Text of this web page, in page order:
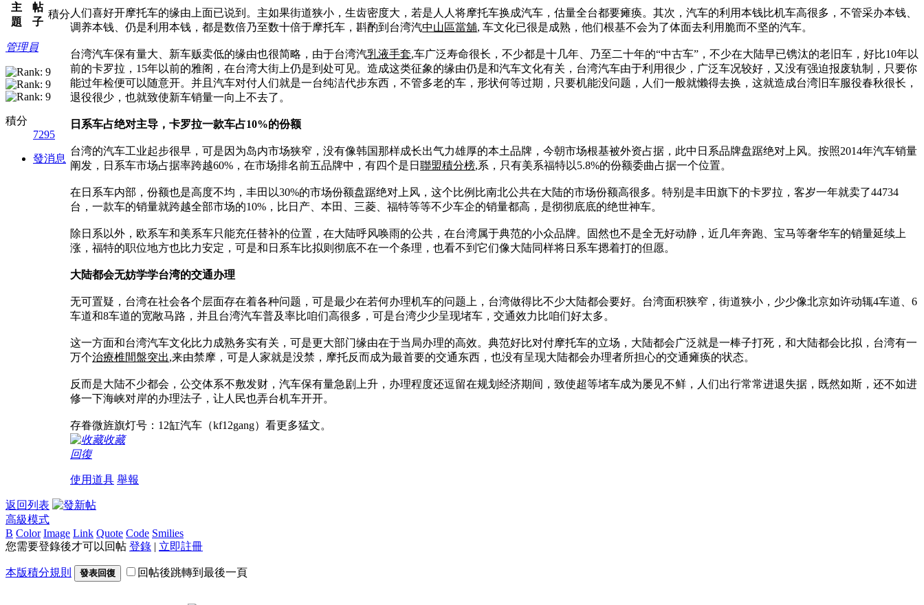
主
題
帖
子
積分
管理員
積分
7295
發消息
人们喜好开摩托车的缘由上面已说到。主如果街道狭小，生齿密度大，若是人人将摩托车换成汽车，估量全台都要瘫痪。其次，汽车的利用本钱比机车高很多，不管采办本钱、
调养本钱、仍是利用本钱，都是数倍乃至数十倍于摩托车，斟酌到台湾汽中山區當舖, 车文化已很是成熟，他们根基不会为了体面去利用脆而不坚的汽车。
台湾汽车保有量大、新车贩卖低的缘由也很简略，由于台湾汽乳液手套,车广泛寿命很长，不少都是十几年、乃至二十年的“中古车”，不少在大陆早已镌汰的老旧车，好比10年以
前的卡罗拉，15年以前的雅阁，在台湾大街上仍是到处可见。造成这类征象的缘由仍是和汽车文化有关，台湾汽车由于利用很少，广泛车况较好，又没有强迫报废轨制，只要你
能过年检便可以随意开。并且汽车对付人们就是一台纯洁代步东西，不管多老的车，形状何等过期，只要机能没问题，人们一般就懒得去换，这就造成台湾旧车服役春秋很长，
退役很少，也就致使新车销量一向上不去了。
日系车占绝对主导，卡罗拉一款车占10%的份额
台湾的汽车工业起步很早，可是因为岛内市场狭窄，没有像韩国那样成长出气力雄厚的本土品牌，今朝市场根基被外资占据，此中日系品牌盘踞绝对上风。按照2014年汽车销量
阐发，日系车市场占据率跨越60%，在市场排名前五品牌中，有四个是日 聯盟積分榜,系，只有美系福特以5.8%的份额委曲占据一个位置。
在日系车内部，份额也是高度不均，丰田以30%的市场份额盘踞绝对上风，这个比例比南北公共在大陆的市场份额高很多。特别是丰田旗下的卡罗拉，客岁一年就卖了44734
台，一款车的销量就跨越全部市场的10%，比日产、本田、三菱、福特等等不少车企的销量都高，是彻彻底底的绝世神车。
除日系以外，欧系车和美系车只能充任替补的位置，在大陆呼风唤雨的公共，在台湾属于典范的小众品牌。固然也不是全无好动静，近几年奔跑、宝马等奢华车的销量延续上
涨，福特的职位地方也比力安定，可是和日系车比拟则彻底不在一个条理，也看不到它们像大陆同样将日系车摁着打的但愿。
大陆都会无妨学学台湾的交通办理
无可置疑，台湾在社会各个层面存在着各种问题，可是最少在若何办理机车的问题上，台湾做得比不少大陆都会要好。台湾面积狭窄，街道狭小，少少像北京如许动辄4车道、6
车道和8车道的宽敞马路，并且台湾汽车普及率比咱们高很多，可是台湾少少呈现堵车，交通效力比咱们好太多。
这一方面和台湾汽车文化比力成熟务实有关，可是更大部门缘由在于当局办理的高效。典范好比对付摩托车的立场，大陆都会广泛就是一棒子打死，和大陆都会比拟，台湾有一
万个治療椎間盤突出,来由禁摩，可是人家就是没禁，摩托反而成为最首要的交通东西，也没有呈现大陆都会办理者所担心的交通瘫痪的状态。
反而是大陆不少都会，公交体系不敷发财，汽车保有量急剧上升，办理程度还逗留在规划经济期间，致使超等堵车成为屡见不鲜，人们出行常常进退失据，既然如斯，还不如进
修一下海峡对岸的办理法子，让人民也弄台机车开开。
存眷微旌旗灯号：12缸汽车（kf12gang）看更多猛文。
收藏
回復
使用道具 舉報
返回列表
高級模式
B Color Image Link Quote Code Smilies
您需要登錄後才可以回帖 登錄 | 立即註冊
本版積分規則 發表回復 回帖後跳轉到最後一頁